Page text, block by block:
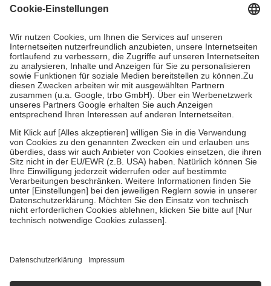
Grundsätzlich leisten Mitglieder Zuzahlungen in Höhe von zehn
höchstens zehn Euro.
Es sind jedoch nie mehr als die tatsächlichen
Kosten der Leistung zu entrichten.
Diese Regeln gelten grundsätzlich auch für Online-Apotheken.
Bei Heilmitteln und häuslicher Krankenpflege beträgt die
Zuzahlung zehn Prozent der Kosten sowie zehn Euro je
Verordnung.
Um das Engagement der Versicherten für ihre eigene Gesundheit zu
stärken und die besondere Stellung der Familie zu unterstützen,
fallenkeine Zuzahlungenan bei:
• Kindern und Jugendlichen bis zum vollendeten 18. Lebensjahr
mit Ausnahme der Fahrkosten
• Untersuchungen zur Vorsorge und Früherkennung, die von der
GKV getragen werden
• empfohlenen Schutzimpfungen
• Harn- und Blutteststreifen
getroffen, um sicherzustellen, dass es sich um echte Bewertungen
https://help.etrusted.com/hc/de/articles/4419944605341